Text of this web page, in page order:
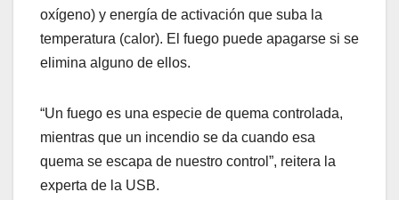
oxígeno) y energía de activación que suba la
temperatura (calor). El fuego puede apagarse si se
elimina alguno de ellos.
“Un fuego es una especie de quema controlada,
mientras que un incendio se da cuando esa
quema se escapa de nuestro control”, reitera la
experta de la USB.